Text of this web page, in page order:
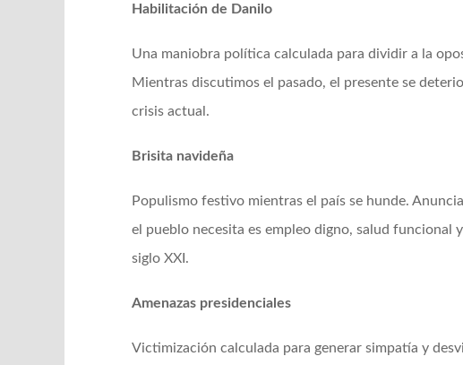
Habilitación de Danilo
Una maniobra política calculada para dividir a la
Mientras discutimos el pasado, el presente se
crisis actual.
Brisita navideña
Populismo festivo mientras el país se hunde.
el pueblo necesita es empleo digno, salud funcional
siglo XXI.
Amenazas presidenciales
Victimización calculada para generar simpatía y